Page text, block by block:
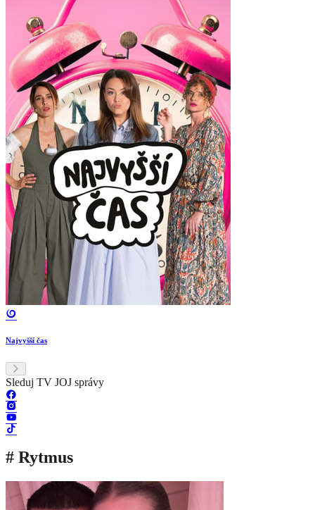
Najvyšší čas
Sleduj TV JOJ správy
# Rytmus